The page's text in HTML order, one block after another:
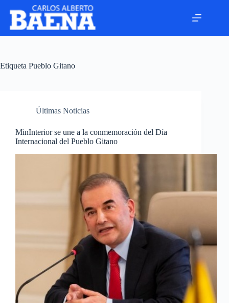
Etiqueta Pueblo Gitano
Últimas Noticias
MinInterior se une a la conmemoración del Día
Internacional del Pueblo Gitano